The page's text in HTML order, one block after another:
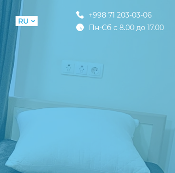
RU
+998 71 203-03-06
Пн-Сб с 8.00 до 17.00